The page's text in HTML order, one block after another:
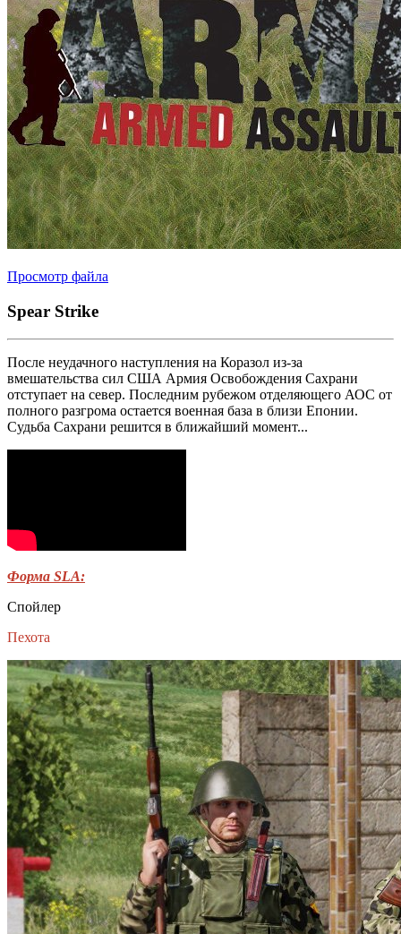
Просмотр файла
Spear Strike
После неудачного наступления на Коразол из-за
вмешательства сил США Армия Освобождения Сахрани
отступает на север. Последним рубежом отделяющего АОС от
полного разгрома остается военная база в близи Епонии.
Судьба Сахрани решится в ближайший момент...
Форма SLA:
Спойлер
Пехота